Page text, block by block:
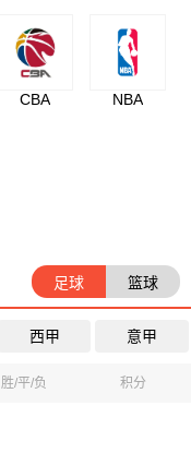
CBA NBA
足球 篮球
西甲 意甲
胜/平/负 积分